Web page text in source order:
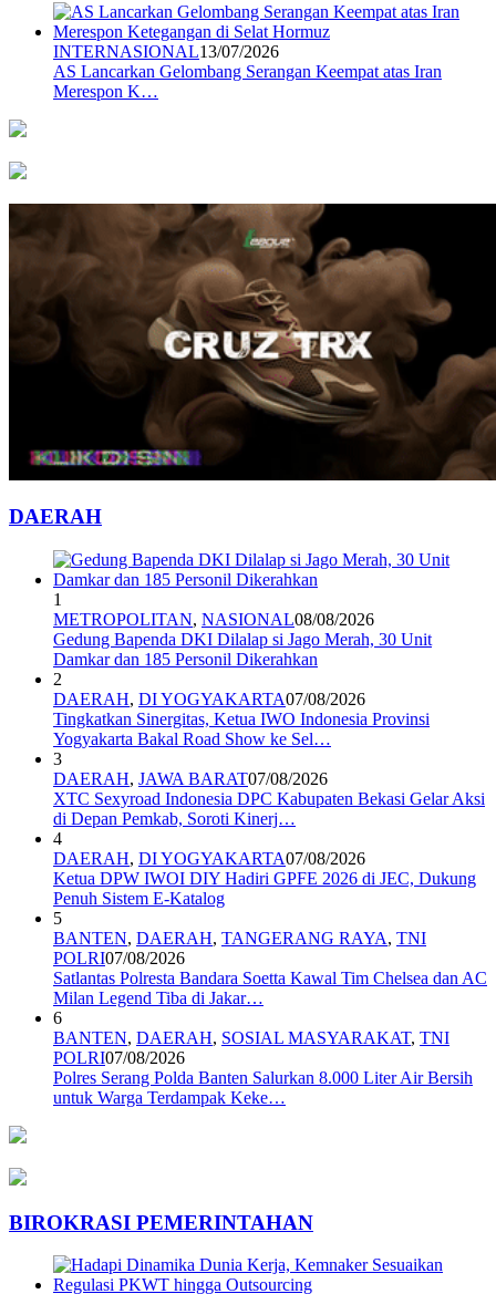
INTERNASIONAL13/07/2026
AS Lancarkan Gelombang Serangan Keempat atas Iran
Merespon K…
DAERAH
1
METROPOLITAN, NASIONAL08/08/2026
Gedung Bapenda DKI Dilalap si Jago Merah, 30 Unit
Damkar dan 185 Personil Dikerahkan
2
DAERAH, DI YOGYAKARTA07/08/2026
Tingkatkan Sinergitas, Ketua IWO Indonesia Provinsi
Yogyakarta Bakal Road Show ke Sel…
3
DAERAH, JAWA BARAT07/08/2026
XTC Sexyroad Indonesia DPC Kabupaten Bekasi Gelar Aksi
di Depan Pemkab, Soroti Kinerj…
4
DAERAH, DI YOGYAKARTA07/08/2026
Ketua DPW IWOI DIY Hadiri GPFE 2026 di JEC, Dukung
Penuh Sistem E-Katalog
5
BANTEN, DAERAH, TANGERANG RAYA, TNI
POLRI07/08/2026
Satlantas Polresta Bandara Soetta Kawal Tim Chelsea dan AC
Milan Legend Tiba di Jakar…
6
BANTEN, DAERAH, SOSIAL MASYARAKAT, TNI
POLRI07/08/2026
Polres Serang Polda Banten Salurkan 8.000 Liter Air Bersih
untuk Warga Terdampak Keke…
BIROKRASI PEMERINTAHAN